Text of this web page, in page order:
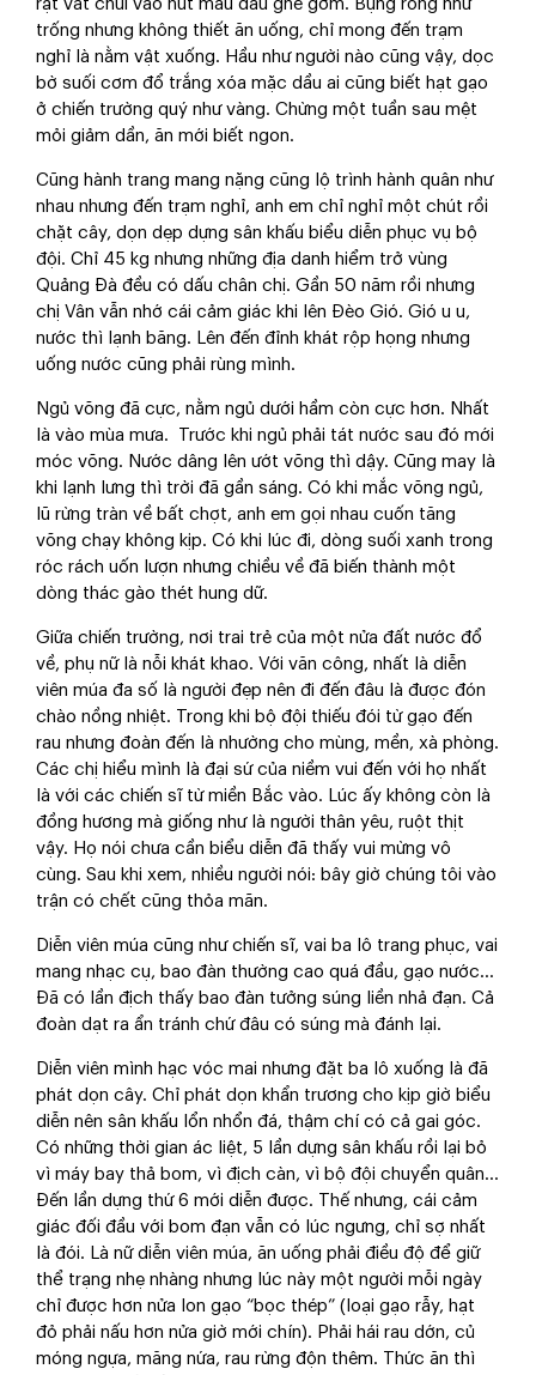
rạt vắt chui vào hút máu đau ghê gớm. Bụng rỗng như
trống nhưng không thiết ăn uống, chỉ mong đến trạm
nghỉ là nằm vật xuống. Hầu như người nào cũng vậy, dọc
bờ suối cơm đổ trắng xóa mặc dầu ai cũng biết hạt gạo
ở chiến trường quý như vàng. Chừng một tuần sau mệt
mỏi giảm dần, ăn mới biết ngon.
Cũng hành trang mang nặng cũng lộ trình hành quân như
nhau nhưng đến trạm nghỉ, anh em chỉ nghỉ một chút rồi
chặt cây, dọn dẹp dựng sân khấu biểu diễn phục vụ bộ
đội. Chỉ 45 kg nhưng những địa danh hiểm trở vùng
Quảng Đà đều có dấu chân chị. Gần 50 năm rồi nhưng
chị Vân vẫn nhớ cái cảm giác khi lên Đèo Gió. Gió u u,
nước thì lạnh băng. Lên đến đỉnh khát rộp họng nhưng
uống nước cũng phải rùng mình.
Ngủ võng đã cực, nằm ngủ dưới hầm còn cực hơn. Nhất
là vào mùa mưa. Trước khi ngủ phải tát nước sau đó mới
móc võng. Nước dâng lên ướt võng thì dậy. Cũng may là
khi lạnh lưng thì trời đã gần sáng. Có khi mắc võng ngủ,
lũ rừng tràn về bất chợt, anh em gọi nhau cuốn tăng
võng chạy không kịp. Có khi lúc đi, dòng suối xanh trong
róc rách uốn lượn nhưng chiều về đã biến thành một
dòng thác gào thét hung dữ.
Giữa chiến trường, nơi trai trẻ của một nửa đất nước đổ
về, phụ nữ là nỗi khát khao. Với văn công, nhất là diễn
viên múa đa số là người đẹp nên đi đến đâu là được đón
chào nồng nhiệt. Trong khi bộ đội thiếu đói từ gạo đến
rau nhưng đoàn đến là nhường cho mùng, mền, xà phòng.
Các chị hiểu mình là đại sứ của niềm vui đến với họ nhất
là với các chiến sĩ từ miền Bắc vào. Lúc ấy không còn là
đồng hương mà giống như là người thân yêu, ruột thịt
vậy. Họ nói chưa cần biểu diễn đã thấy vui mừng vô
cùng. Sau khi xem, nhiều người nói: bây giờ chúng tôi vào
trận có chết cũng thỏa mãn.
Diễn viên múa cũng như chiến sĩ, vai ba lô trang phục, vai
mang nhạc cụ, bao đàn thường cao quá đầu, gạo nước...
Đã có lần địch thấy bao đàn tưởng súng liền nhả đạn. Cả
đoàn dạt ra ẩn tránh chứ đâu có súng mà đánh lại.
Diễn viên mình hạc vóc mai nhưng đặt ba lô xuống là đã
phát dọn cây. Chỉ phát dọn khẩn trương cho kịp giờ biểu
diễn nên sân khấu lổn nhổn đá, thậm chí có cả gai góc.
Có những thời gian ác liệt, 5 lần dựng sân khấu rồi lại bỏ
vì máy bay thả bom, vì địch càn, vì bộ đội chuyển quân...
Đến lần dựng thứ 6 mới diễn được. Thế nhưng, cái cảm
giác đối đầu với bom đạn vẫn có lúc ngưng, chỉ sợ nhất
là đói. Là nữ diễn viên múa, ăn uống phải điều độ để giữ
thể trạng nhẹ nhàng nhưng lúc này một người mỗi ngày
chỉ được hơn nửa lon gạo “bọc thép” (loại gạo rẫy, hạt
đỏ phải nấu hơn nửa giờ mới chín). Phải hái rau dớn, củ
móng ngựa, măng nứa, rau rừng độn thêm. Thức ăn thì